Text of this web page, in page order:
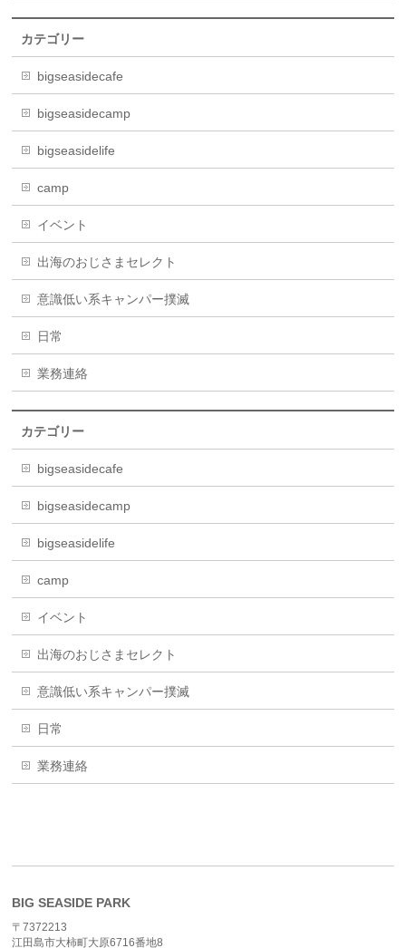
カテゴリー
bigseasidecafe
bigseasidecamp
bigseasidelife
camp
イベント
出海のおじさまセレクト
意識低い系キャンパー撲滅
日常
業務連絡
カテゴリー
bigseasidecafe
bigseasidecamp
bigseasidelife
camp
イベント
出海のおじさまセレクト
意識低い系キャンパー撲滅
日常
業務連絡
BIG SEASIDE PARK
〒7372213
江田島市大柿町大原6716番地8